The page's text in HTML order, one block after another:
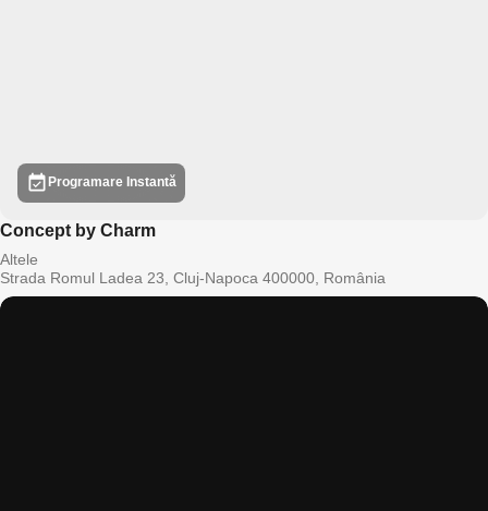
Programare Instantă
Concept by Charm
Altele
Strada Romul Ladea 23, Cluj-Napoca 400000, România